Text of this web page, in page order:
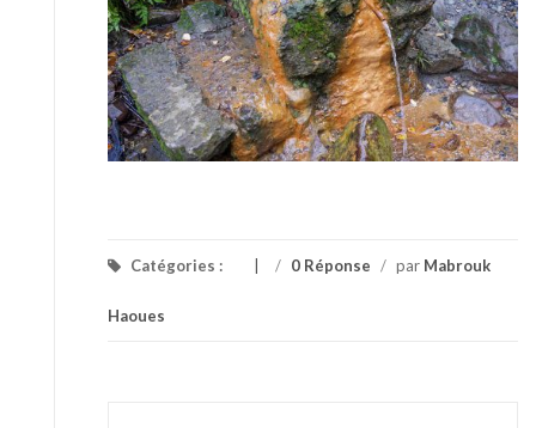
Catégories : / 0 Réponse / par Mabrouk
Haoues